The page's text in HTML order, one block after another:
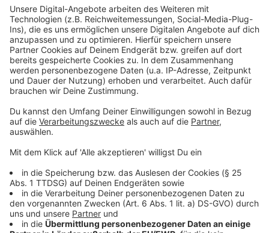
Zweitimpfungen weitergeht, ist nicht klar. Laut
Bundesgesundheitsminister Spahn werde nun erst
einmal die Entscheidung der Entscheidung der
Europäischen Arzneimittelbehörde abgewartet. Das
Land NRW hat eine Bürger-Hotline eingerichtet. Wer
Fragen zum Impfstopp mit AstraZeneca hat, kann sich
Anzeige
Dienstag bleibt das Impfzentrum an der
Niederrheinhalle geschlossen
Anzeige